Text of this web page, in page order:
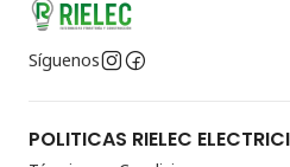
Síguenos
POLITICAS RIELEC